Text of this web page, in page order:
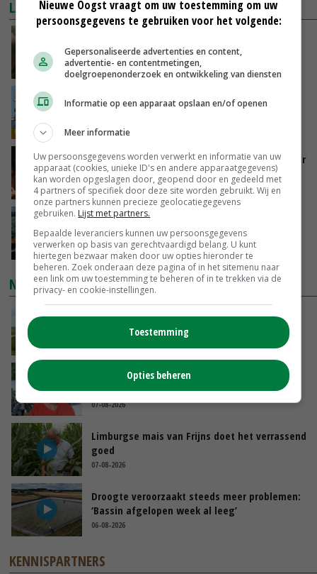
LAATSTE NIEUWS
zorgen voor meer balans’
GISTEREN, 16:01
Internationale vraag naar geitenzuivel blijft
groot: Nederland in Europese top
GISTEREN, 15:33
Vlaamse varkensstapel krimpt, pluimveesector
groeit door schaalvergroting
GISTEREN, 15:20
‘Cijfer jezelf niet weg en doe vooral ook waar
je gelukkig van wordt’
GISTEREN, 13:31
NIEUWSTE VIDEO'S
POAH!: John Deere 7730
Oekraïne-vlogger Kees Huizinga: ‘Bezoek van
de ambassade mag zelf groente plukken’
07-08-2026
Limburgse mais van Frijns doet het verrassend
goed
07-08-2026
Droogte veroorzaakt steeds meer problemen:
‘Bassin afgelopen week al leeg’
06-08-2026
KENNISPARTNERS
Nieuwe Oogst vraagt om uw toestemming om uw
persoonsgegevens te gebruiken voor het volgende:
Gepersonaliseerde advertenties en content,
advertentie- en contentmetingen,
doelgroepenonderzoek en ontwikkeling van diensten
Informatie op een apparaat opslaan en/of openen
Meer informatie
Uw persoonsgegevens worden verwerkt en informatie van uw
apparaat (cookies, unieke ID's en andere apparaatgegevens)
kan worden opgeslagen door, geopend door en gedeeld met
4 partners of specifiek door deze site worden gebruikt. Wij en
onze partners kunnen precieze geolocatiegegevens
gebruiken. Lijst met partners.
Bepaalde leveranciers kunnen uw persoonsgegevens
verwerken op basis van gerechtvaardigd belang. U kunt
hiertegen bezwaar maken door uw opties hieronder te
beheren. Zoek onderaan deze pagina of in het sitemenu naar
een link om uw toestemming te beheren of in te trekken via de
privacy- en cookie-instellingen.
Toestemming
Opties beheren